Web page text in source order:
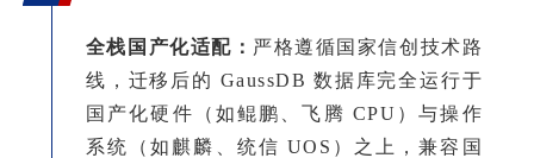
全栈国产化适配： 严格遵循国家信创技术路
线，迁移后的 GaussDB 数据库完全运行于
国产化硬件（如鲲鹏、飞腾 CPU）与操作
系统（如麒麟、统信 UOS）之上，兼容国